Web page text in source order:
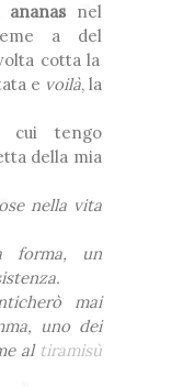
nel
a del
cotta la
e voilà, la
cui tengo
della mia
nella vita
forma, un
mai
uno dei
al tiramisù
❅
❅